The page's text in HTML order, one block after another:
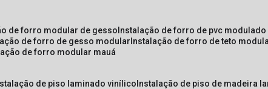
de forro modular de gesso instalação de forro de pvc modulado
de forro de gesso modular instalação de forro de teto
de forro modular mauá
de piso laminado vinílico instalação de piso de madeira